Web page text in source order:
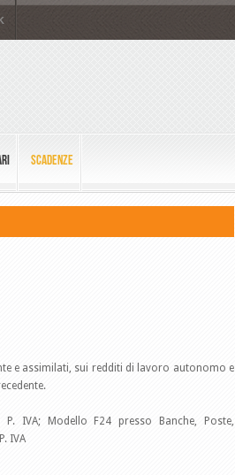
SCADENZE
e assimilati, sui redditi di lavoro autonomo e
IVA; Modello F24 presso Banche, Poste,
IVA